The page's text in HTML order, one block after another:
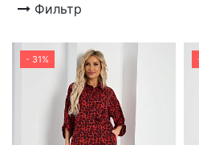
Фильтр
- 31%